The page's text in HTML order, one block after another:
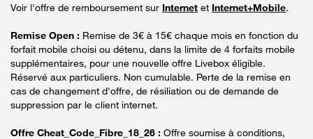
Voir l'offre de remboursement sur Internet et Internet+Mobile.
Remise Open : Remise de 3€ à 15€ chaque mois en fonction du
forfait mobile choisi ou détenu, dans la limite de 4 forfaits mobile
supplémentaires, pour une nouvelle offre Livebox éligible.
Réservé aux particuliers. Non cumulable. Perte de la remise en
cas de changement d'offre, de résiliation ou de demande de
suppression par le client internet.
Offre Cheat_Code_Fibre_18_26 : Offre soumise à conditions,